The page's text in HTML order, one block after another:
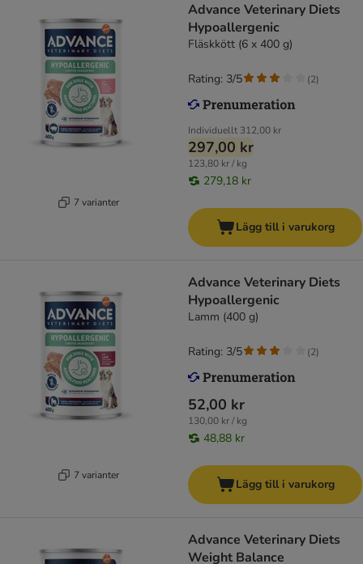
7 varianter
Advance Veterinary Diets
Hypoallergenic
Fläskkött (6 x 400 g)
Individuellt 312,00 kr
297,00 kr
123,80 kr / kg
279,18 kr
Rating: 3/5 (2)
Lägg till i varukorg
7 varianter
Advance Veterinary Diets
Hypoallergenic
Lamm (400 g)
52,00 kr
130,00 kr / kg
48,88 kr
Rating: 3/5 (2)
Lägg till i varukorg
Advance Veterinary Diets
Weight Balance